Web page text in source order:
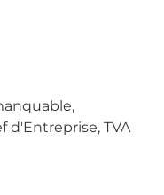
,
d'Entreprise, TVA